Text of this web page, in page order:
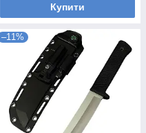
Купити
–11%